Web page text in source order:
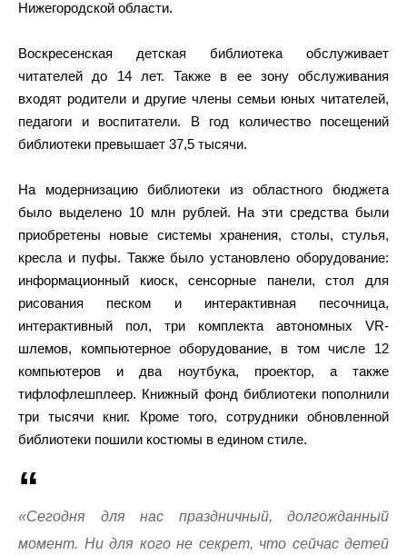
Нижегородской области.
Воскресенская детская библиотека обслуживает
читателей до 14 лет. Также в ее зону обслуживания
входят родители и другие члены семьи юных читателей,
педагоги и воспитатели. В год количество посещений
библиотеки превышает 37,5 тысячи.
На модернизацию библиотеки из областного бюджета
было выделено 10 млн рублей. На эти средства были
приобретены новые системы хранения, столы, стулья,
кресла и пуфы. Также было установлено оборудование:
информационный киоск, сенсорные панели, стол для
рисования песком и интерактивная песочница,
интерактивный пол, три комплекта автономных VR-
шлемов, компьютерное оборудование, в том числе 12
компьютеров и два ноутбука, проектор, а также
тифлофлешплеер. Книжный фонд библиотеки пополнили
три тысячи книг. Кроме того, сотрудники обновленной
библиотеки пошили костюмы в едином стиле.
«Сегодня для нас праздничный, долгожданный
момент. Ни для кого не секрет, что сейчас детей